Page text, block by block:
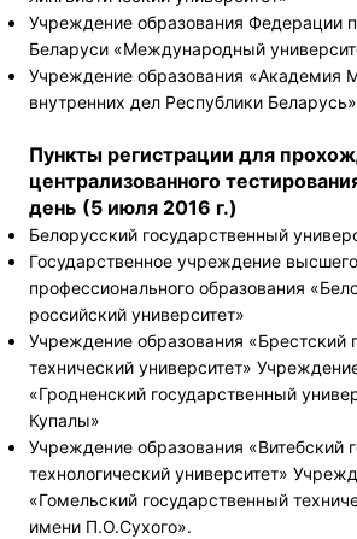
Учреждение образования Федерации
Беларуси «Международный
Учреждение образования «Академия
внутренних дел Республики Беларусь»
Пункты регистрации для
централизованного
день (5 июля 2016 г.)
Белорусский государственный
Государственное учреждение высшего
профессионального образования
российский университет»
Учреждение образования «Брестский
технический университет»
«Гродненский государственный
Купалы»
Учреждение образования «Витебский
технологический университет»
«Гомельский государственный
имени П.О.Сухого».